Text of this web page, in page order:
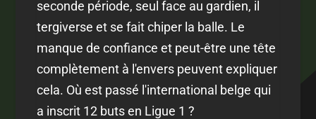
seconde période, seul face au gardien, il
tergiverse et se fait chiper la balle. Le
manque de confiance et peut-être une tête
complètement à l'envers peuvent expliquer
cela. Où est passé l'international belge qui
a inscrit 12 buts en Ligue 1 ?